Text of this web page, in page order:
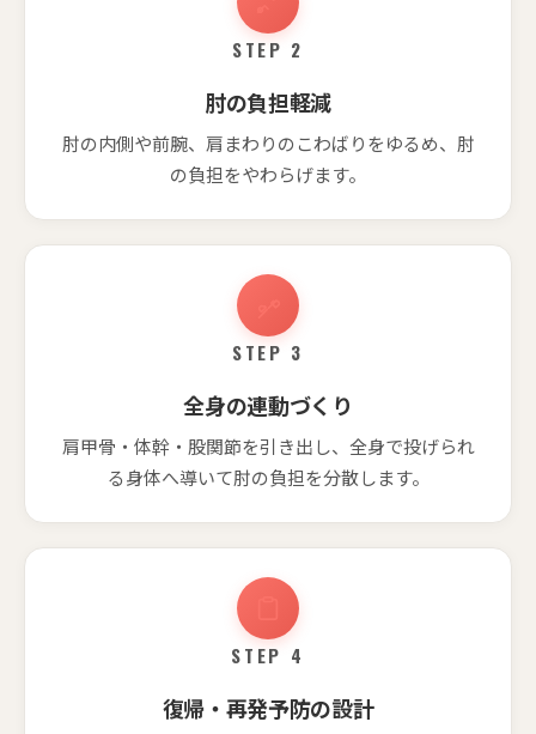
STEP 2
肘の負担軽減
肘の内側や前腕、肩まわりのこわばりをゆるめ、肘
の負担をやわらげます。
STEP 3
全身の連動づくり
肩甲骨・体幹・股関節を引き出し、全身で投げられ
る身体へ導いて肘の負担を分散します。
STEP 4
復帰・再発予防の設計